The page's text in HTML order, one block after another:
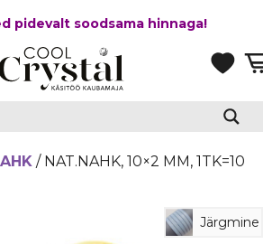
pidevalt soodsama hinnaga!
/ NAT.NAHK, 10×2 MM, 1TK=10
Järgmine